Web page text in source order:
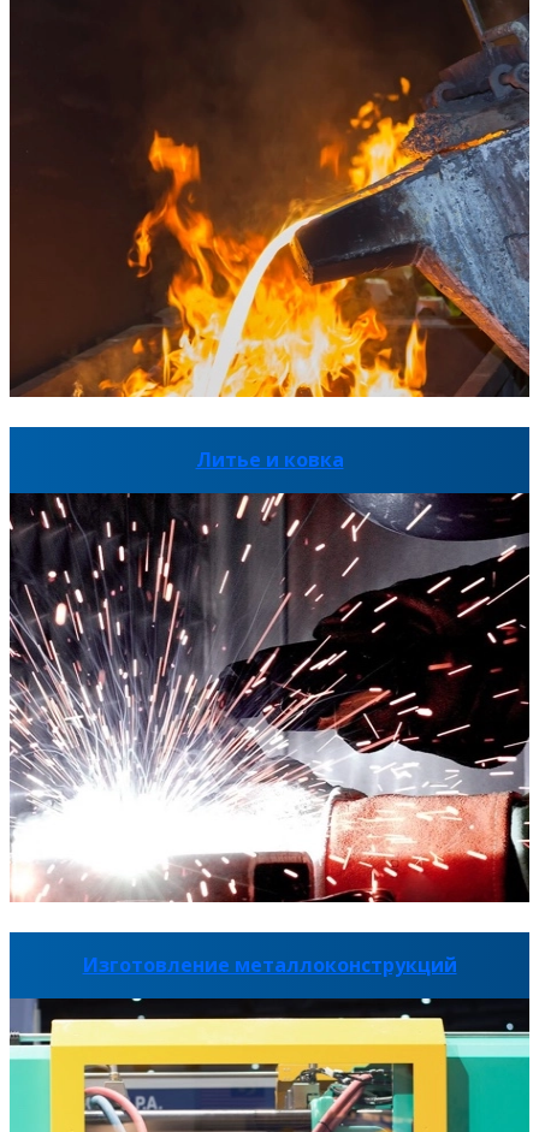
Литье и ковка
Изготовление металлоконструкций